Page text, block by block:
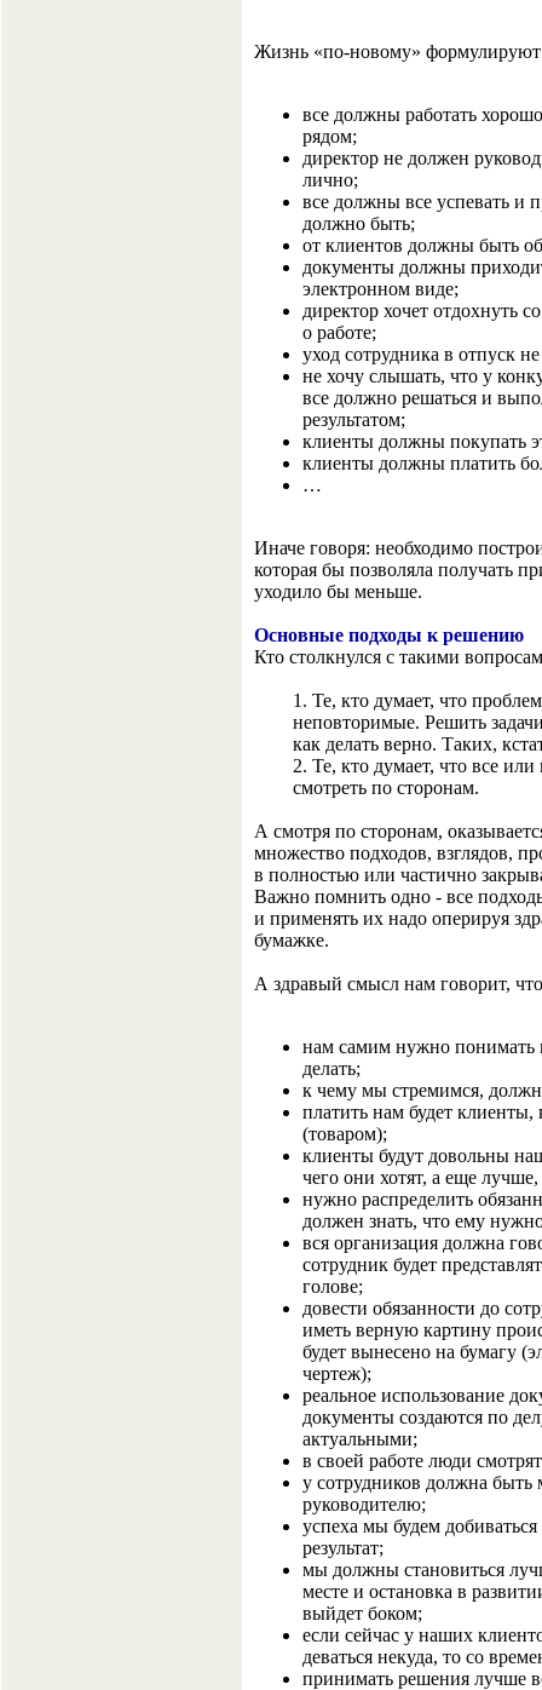
Жизнь «по-новому»
все должны работать
рядом;
директор не должен
лично;
все должны все успевать и
должно быть;
от клиентов должны быть
документы должны
электронном виде;
директор хочет отдохнуть
о работе;
уход сотрудника в отпуск
не хочу слышать, что у
все должно решаться и
результатом;
клиенты должны покупать
клиенты должны платить
…
Иначе говоря: необходимо
которая бы позволяла получать
уходило бы меньше.
Основные подходы к решению
Кто столкнулся с такими
1. Те, кто думает, что
неповторимые. Решить
как делать верно. Таких,
2. Те, кто думает, что все
смотреть по сторонам.
А смотря по сторонам,
множество подходов, взглядов,
в полностью или частично
Важно помнить одно - все
и применять их надо оперируя
бумажке.
А здравый смысл нам говорит,
нам самим нужно понимать
делать;
к чему мы стремимся,
платить нам будет
(товаром);
клиенты будут довольны
чего они хотят, а еще лучше,
нужно распределить
должен знать, что ему
вся организация должна
сотрудник будет
голове;
довести обязанности до
иметь верную картину
будет вынесено на бумагу
чертеж);
реальное использование
документы создаются по
актуальными;
в своей работе люди
у сотрудников должна быть
руководителю;
успеха мы будем
результат;
мы должны становиться
месте и остановка в
выйдет боком;
если сейчас у наших
деваться некуда, то со
принимать решения лучше